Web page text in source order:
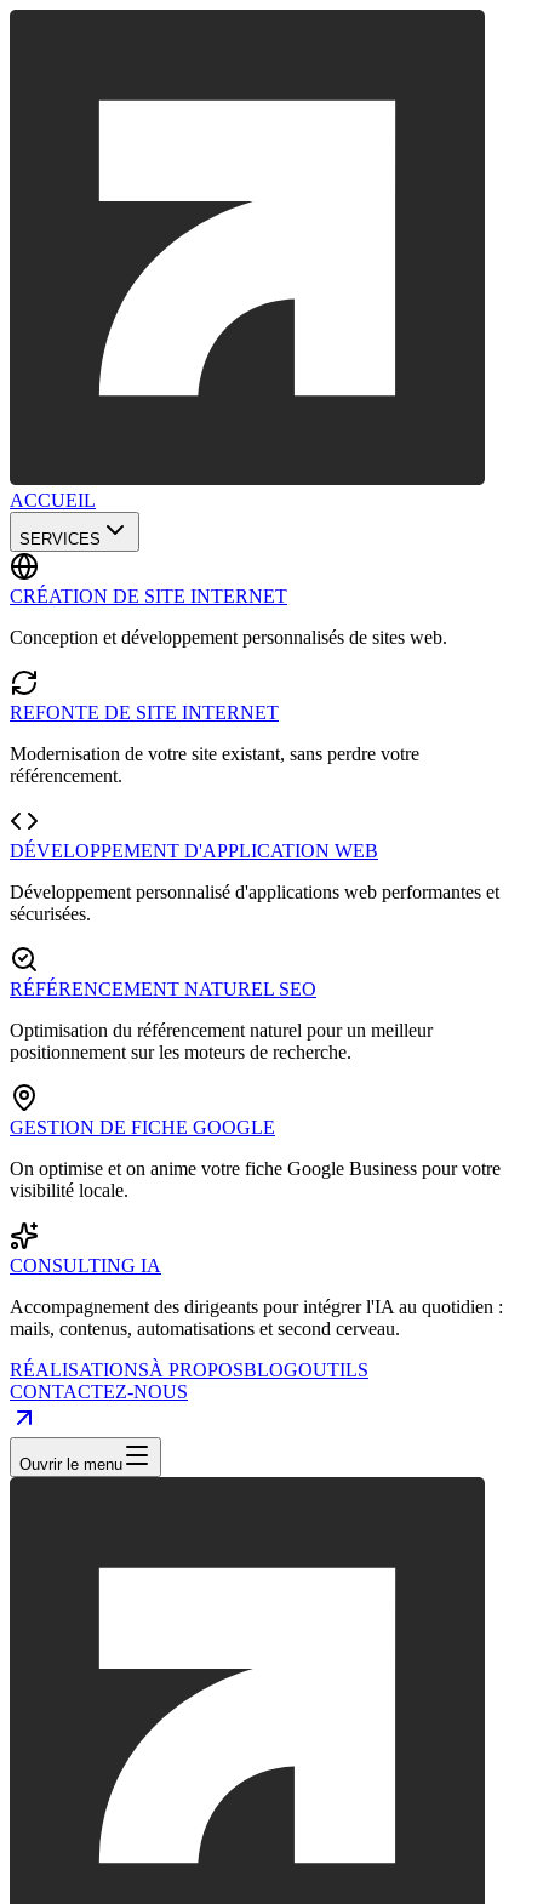
ACCUEIL
SERVICES
CRÉATION DE SITE INTERNET
Conception et développement personnalisés de sites web.
REFONTE DE SITE INTERNET
Modernisation de votre site existant, sans perdre votre
référencement.
DÉVELOPPEMENT D'APPLICATION WEB
Développement personnalisé d'applications web performantes et
sécurisées.
RÉFÉRENCEMENT NATUREL SEO
Optimisation du référencement naturel pour un meilleur
positionnement sur les moteurs de recherche.
GESTION DE FICHE GOOGLE
On optimise et on anime votre fiche Google Business pour votre
visibilité locale.
CONSULTING IA
Accompagnement des dirigeants pour intégrer l'IA au quotidien :
mails, contenus, automatisations et second cerveau.
RÉALISATIONSÀ PROPOSBLOGOUTILS
CONTACTEZ-NOUS
Ouvrir le menu